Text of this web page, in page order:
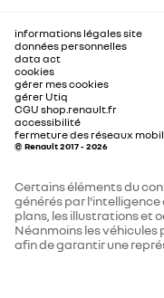
informations légales site
données personnelles
data act
cookies
gérer mes cookies
gérer Utiq
CGU shop.renault.fr
accessibilité
fermeture des réseaux
© Renault 2017 - 2026
Certains éléments du
générés par
plans, les illustrations et
Néanmoins les véhicules
afin de garantir une